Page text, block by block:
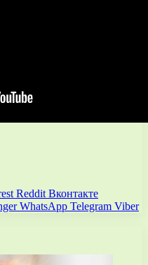
Reddit Вконтакте
WhatsApp Telegram Viber